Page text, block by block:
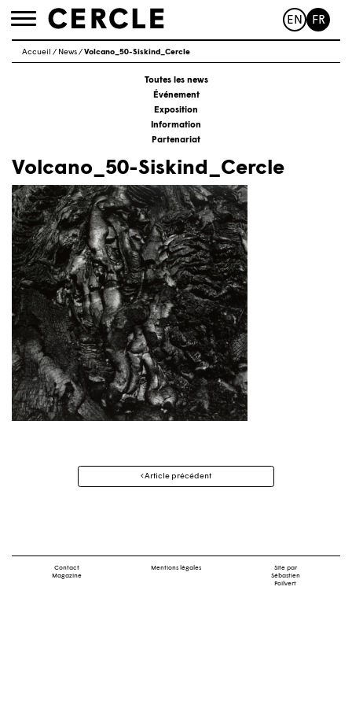
Toggle
EN FR
Accueil / News/Volcano_50-Siskind_Cercle
Toutes les news
Événement
Exposition
Information
Partenariat
Volcano_50-Siskind_Cercle
Navigation
Article précédent
Contact
Magazine
Mentions légales
Site par
Sébastien
Poilvert